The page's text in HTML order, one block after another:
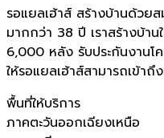
รอแยลเฮ้าส์ สร้างบ้านด้วย
มากกว่า 38 ปี เราสร้างบ้าน
6,000 หลัง รับประกันงานโ
ให้รอแยลเฮ้าส์สามารถเข้าถึ
พื้นที่ให้บริการ
ภาคตะวันออกเฉียงเหนือ